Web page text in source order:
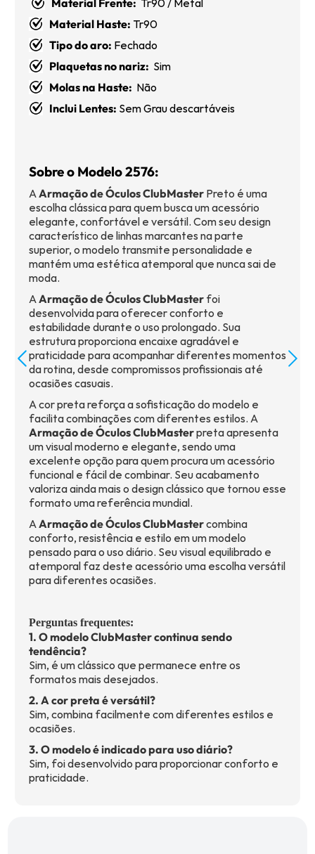
Material Frente: Tr90 / Metal
Material Haste: Tr90
Tipo do aro: Fechado
Plaquetas no nariz: Sim
Molas na Haste: Não
Inclui Lentes: Sem Grau descartáveis
Sobre o Modelo 2576:
AArmação de Óculos ClubMaster Preto é uma
escolha clássica para quem busca um acessório
elegante, confortável e versátil. Com seu design
característico de linhas marcantes na parte
superior, o modelo transmite personalidade e
mantém uma estética atemporal que nunca sai de
moda.
AArmação de Óculos ClubMaster foi
desenvolvida para oferecer conforto e
estabilidade durante o uso prolongado. Sua
estrutura proporciona encaixe agradável e
praticidade para acompanhar diferentes momentos
da rotina, desde compromissos profissionais até
ocasiões casuais.
A cor preta reforça a sofisticação do modelo e
facilita combinações com diferentes estilos. A
Armação de Óculos ClubMasterpreta apresenta
um visual moderno e elegante, sendo uma
excelente opção para quem procura um acessório
funcional e fácil de combinar. Seu acabamento
valoriza ainda mais o design clássico que tornou esse
formato uma referência mundial.
AArmação de Óculos ClubMastercombina
conforto, resistência e estilo em um modelo
pensado para o uso diário. Seu visual equilibrado e
atemporal faz deste acessório uma escolha versátil
para diferentes ocasiões.
Perguntas frequentes:
1. O modelo ClubMaster continua sendo
tendência?
Sim, é um clássico que permanece entre os
formatos mais desejados.
2. A cor preta é versátil?
Sim, combina facilmente com diferentes estilos e
ocasiões.
3. O modelo é indicado para uso diário?
Sim, foi desenvolvido para proporcionar conforto e
praticidade.